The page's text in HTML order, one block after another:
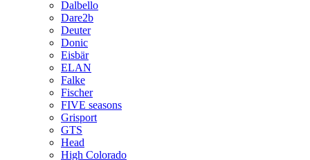
Dalbello
Dare2b
Deuter
Donic
Eisbär
ELAN
Falke
Fischer
FIVE seasons
Grisport
GTS
Head
High Colorado